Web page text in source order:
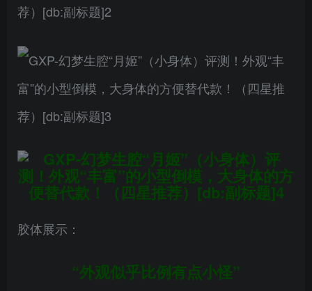
胶体展示：
“外观似乎比例有点小怪”